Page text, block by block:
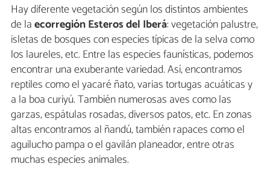
Hay diferente vegetación según los distintos ambientes
de laecorregión Esteros del Iberá: vegetación palustre,
isletas de bosques con especies típicas de la selva como
los laureles, etc. Entre las especies faunísticas, podemos
encontrar una exuberante variedad. Así, encontramos
reptiles como el yacaré ñato, varias tortugas acuáticas y
a la boa curiyú. También numerosas aves como las
garzas, espátulas rosadas, diversos patos, etc. En zonas
altas encontramos al ñandú, también rapaces como el
aguilucho pampa o el gavilán planeador, entre otras
muchas especies animales.